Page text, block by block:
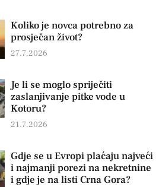
Koliko je novca potrebno za
prosječan život?
27.7.2026
Je li se moglo spriječiti
zaslanjivanje pitke vode u
Kotoru?
21.7.2026
Gdje se u Evropi plaćaju najveći
i najmanji porezi na nekretnine
i gdje je na listi Crna Gora?